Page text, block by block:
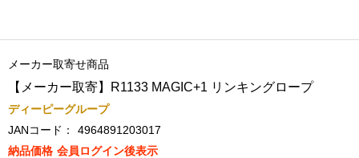
メーカー取寄せ商品
【メーカー取寄】R1133 MAGIC+1 リンキングロープ
ディーピーグループ
JANコード：
4964891203017
納品価格 会員ログイン後表示